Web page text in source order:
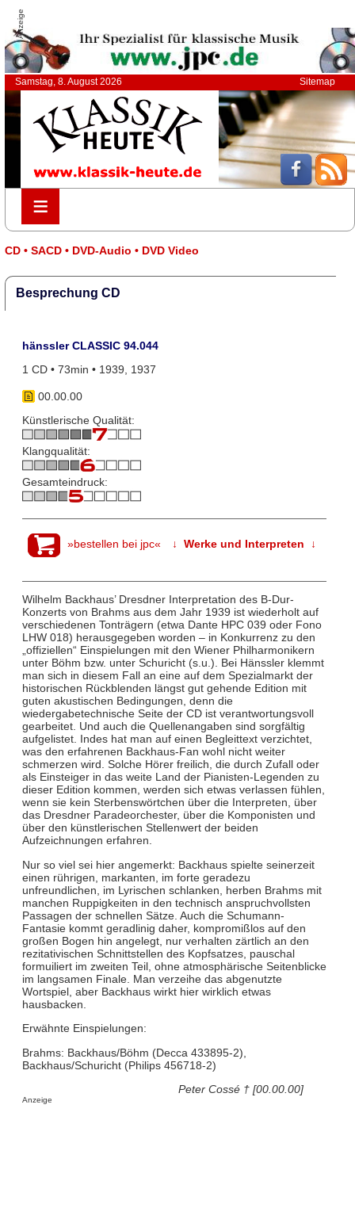
Anzeige
Samstag, 8. August 2026 Sitemap
≡
≡
CD • SACD • DVD-Audio • DVD Video
Besprechung CD
hänssler CLASSIC 94.044
1 CD • 73min • 1939, 1937
00.00.00
Künstlerische Qualität:
Klangqualität:
Gesamteindruck:
»bestellen bei jpc« ↓ Werke und Interpreten ↓
Wilhelm Backhaus’ Dresdner Interpretation des B-Dur-
Konzerts von Brahms aus dem Jahr 1939 ist wiederholt auf
verschiedenen Tonträgern (etwa Dante HPC 039 oder Fono
LHW 018) herausgegeben worden – in Konkurrenz zu den
„offiziellen“ Einspielungen mit den Wiener Philharmonikern
unter Böhm bzw. unter Schuricht (s.u.). Bei Hänssler klemmt
man sich in diesem Fall an eine auf dem Spezialmarkt der
historischen Rückblenden längst gut gehende Edition mit
guten akustischen Bedingungen, denn die
wiedergabetechnische Seite der CD ist verantwortungsvoll
gearbeitet. Und auch die Quellenangaben sind sorgfältig
aufgelistet. Indes hat man auf einen Begleittext verzichtet,
was den erfahrenen Backhaus-Fan wohl nicht weiter
schmerzen wird. Solche Hörer freilich, die durch Zufall oder
als Einsteiger in das weite Land der Pianisten-Legenden zu
dieser Edition kommen, werden sich etwas verlassen fühlen,
wenn sie kein Sterbenswörtchen über die Interpreten, über
das Dresdner Paradeorchester, über die Komponisten und
über den künstlerischen Stellenwert der beiden
Aufzeichnungen erfahren.
Nur so viel sei hier angemerkt: Backhaus spielte seinerzeit
einen rührigen, markanten, im forte geradezu
unfreundlichen, im Lyrischen schlanken, herben Brahms mit
manchen Ruppigkeiten in den technisch anspruchvollsten
Passagen der schnellen Sätze. Auch die Schumann-
Fantasie kommt geradlinig daher, kompromißlos auf den
großen Bogen hin angelegt, nur verhalten zärtlich an den
rezitativischen Schnittstellen des Kopfsatzes, pauschal
formuiliert im zweiten Teil, ohne atmosphärische Seitenblicke
im langsamen Finale. Man verzeihe das abgenutzte
Wortspiel, aber Backhaus wirkt hier wirklich etwas
hausbacken.
Erwähnte Einspielungen:
Brahms: Backhaus/Böhm (Decca 433895-2),
Backhaus/Schuricht (Philips 456718-2)
Peter Cossé † [00.00.00]
Anzeige